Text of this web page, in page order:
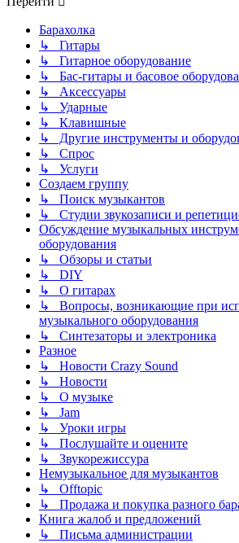
Барахолка
↳ Гитары
↳ Гитарное оборудование
↳ Бас-гитары и басовое
↳ Аксессуары
↳ Ударные
↳ Клавишные
↳ Другие инструменты и
↳ Спрос
↳ Услуги
Создаем группу
↳ Поиск музыкантов
↳ Студии звукозаписи и
Обсуждение музыкальных
оборудования
↳ Обзоры и статьи
↳ DIY
↳ О гитарах
↳ Вопросы, возникающие при
музыкального оборудования
↳ Синтезаторы и электроника
Разное
↳ Новости Crazy Sound
↳ Новости
↳ О музыке
↳ Jam
↳ Уроки игры
↳ Послушайте и оцените
↳ Звукорежиссура
Немузыкальное для музыкантов
↳ Offtopic
↳ Продажа и покупка разного
Книга жалоб и предложений
↳ Письма администрации